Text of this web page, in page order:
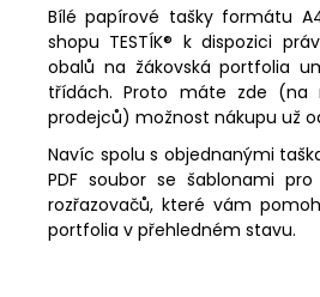
Bílé papírové tašky formátu
shopu TESTÍK® k dispozici
obalů na žákovská portfolia
třídách. Proto máte zde (na
prodejců) možnost nákupu už
Navíc spolu s objednanými
PDF soubor se šablonami
rozřazovačů, které vám
portfolia v přehledném stavu.